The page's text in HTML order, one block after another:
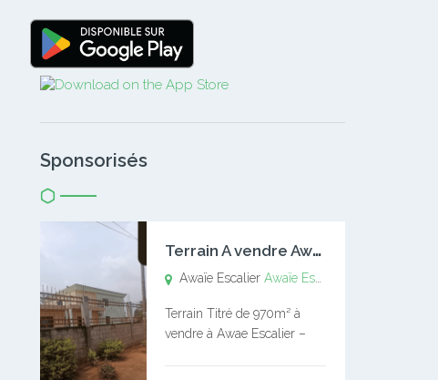
Sponsorisés
T
errain A vendre Awaïe Escalier
Awaïe EscalierAwaïe Escalier
Terrain Titré de 970m² à
vendre à Awae Escalier –